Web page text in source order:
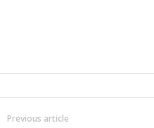
Previous article